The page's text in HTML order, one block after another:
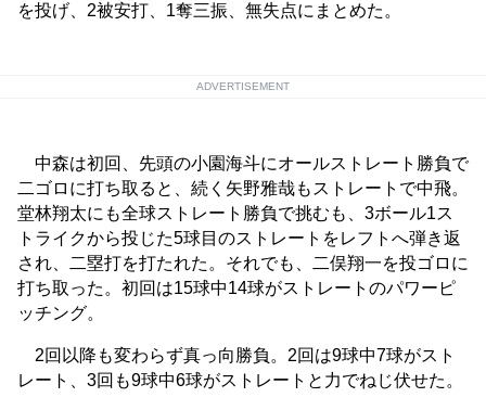
を投げ、2被安打、1奪三振、無失点にまとめた。
ADVERTISEMENT
中森は初回、先頭の小園海斗にオールストレート勝負で
二ゴロに打ち取ると、続く矢野雅哉もストレートで中飛。
堂林翔太にも全球ストレート勝負で挑むも、3ボール1ス
トライクから投じた5球目のストレートをレフトへ弾き返
され、二塁打を打たれた。それでも、二俣翔一を投ゴロに
打ち取った。初回は15球中14球がストレートのパワーピ
ッチング。
2回以降も変わらず真っ向勝負。2回は9球中7球がスト
レート、3回も9球中6球がストレートと力でねじ伏せた。